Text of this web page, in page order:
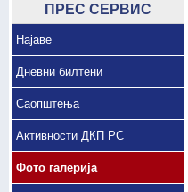
ПРЕС СЕРВИС
Најаве
Дневни билтени
Саопштења
Активности ДКП РС
Фото галерија